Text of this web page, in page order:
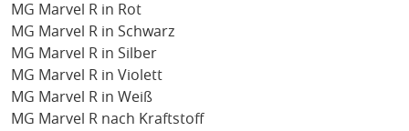
MG Marvel R in Rot
MG Marvel R in Schwarz
MG Marvel R in Silber
MG Marvel R in Violett
MG Marvel R in Weiß
MG Marvel R nach Kraftstoff